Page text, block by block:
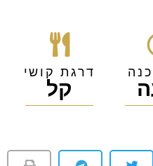
דרגת קושי
קל